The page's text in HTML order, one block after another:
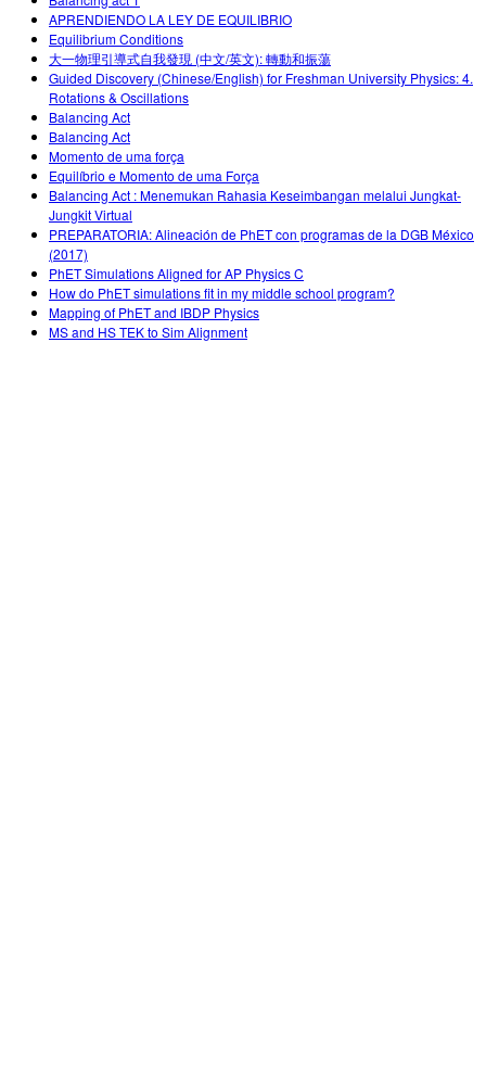
Teaching with PhET
DEIB in STEM Ed
SceneryStack OSE
Impact Report
APRENDIENDO LA LEY DE EQUILIBRIO
Equilibrium Conditions
大一物理引導式自我發現 (中文/英文): 轉動和振蕩
Guided Discovery (Chinese/English) for Freshman University Physics: 4.
Rotations & Oscillations
Balancing Act
Balancing Act
Momento de uma força
Equilíbrio e Momento de uma Força
Balancing Act : Menemukan Rahasia Keseimbangan melalui Jungkat-
Jungkit Virtual
PREPARATORIA: Alineación de PhET con programas de la DGB México
(2017)
PhET Simulations Aligned for AP Physics C
How do PhET simulations fit in my middle school program?
Mapping of PhET and IBDP Physics
MS and HS TEK to Sim Alignment